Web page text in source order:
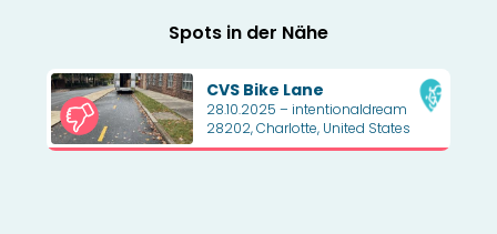
Spots in der Nähe
CVS Bike Lane
28.10.2025 – intentionaldream
28202, Charlotte, United States